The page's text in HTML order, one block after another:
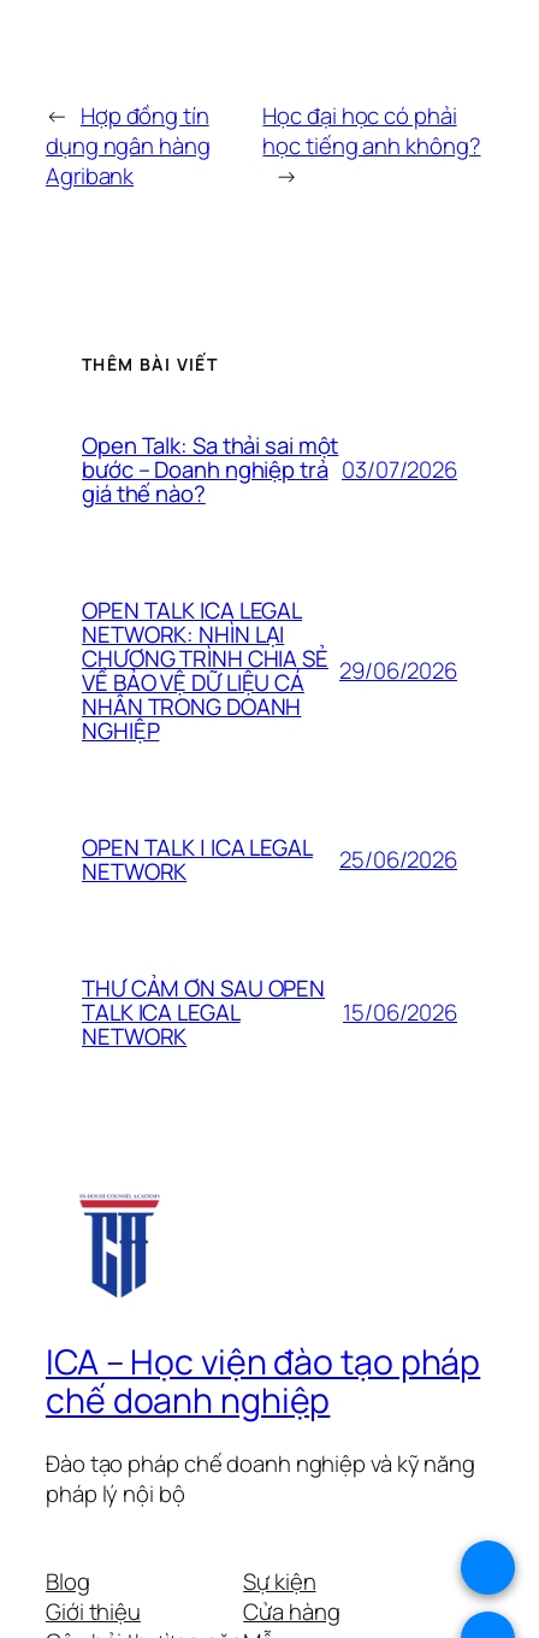
← Hợp đồng tín
dụng ngân hàng
Agribank
Học đại học có phải
học tiếng anh không?
→
THÊM BÀI VIẾT
Open Talk: Sa thải sai một
bước – Doanh nghiệp trả
giá thế nào?
03/07/2026
OPEN TALK ICA LEGAL
NETWORK: NHÌN LẠI
CHƯƠNG TRÌNH CHIA SẺ
VỀ BẢO VỆ DỮ LIỆU CÁ
NHÂN TRONG DOANH
NGHIỆP
29/06/2026
OPEN TALK | ICA LEGAL
NETWORK 25/06/2026
THƯ CẢM ƠN SAU OPEN
TALK ICA LEGAL
NETWORK
15/06/2026
ICA – Học viện đào tạo pháp
chế doanh nghiệp
Đào tạo pháp chế doanh nghiệp và kỹ năng
pháp lý nội bộ
Blog
Giới thiệu
Sự kiện
Cửa hàng